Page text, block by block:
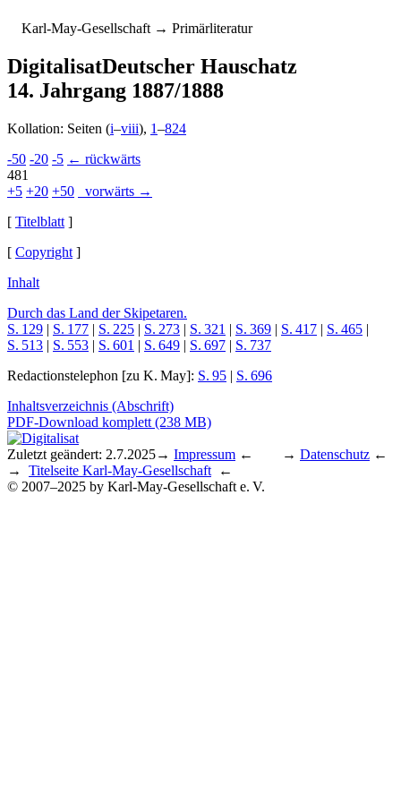
Karl-May-Gesellschaft → Primärliteratur
DigitalisatDeutscher Hauschatz
14. Jahrgang 1887/1888
Kollation: Seiten (i–viii), 1–824
-50 -20 -5 ← rückwärts
481
+5 +20 +50
vorwärts →
[ Titelblatt ]
[ Copyright ]
Inhalt
Durch das Land der Skipetaren.
S. 129 | S. 177 | S. 225 | S. 273 | S. 321 | S. 369 | S. 417 | S. 465 |
S. 513 | S. 553 | S. 601 | S. 649 | S. 697 | S. 737
Redactionstelephon [zu K. May]: S. 95 | S. 696
Inhaltsverzeichnis (Abschrift)
PDF-Download komplett (238 MB)
Zuletzt geändert: 2.7.2025→ Impressum ← → Datenschutz ←
→ Titelseite Karl-May-Gesellschaft ←
© 2007–2025 by Karl-May-Gesellschaft e. V.